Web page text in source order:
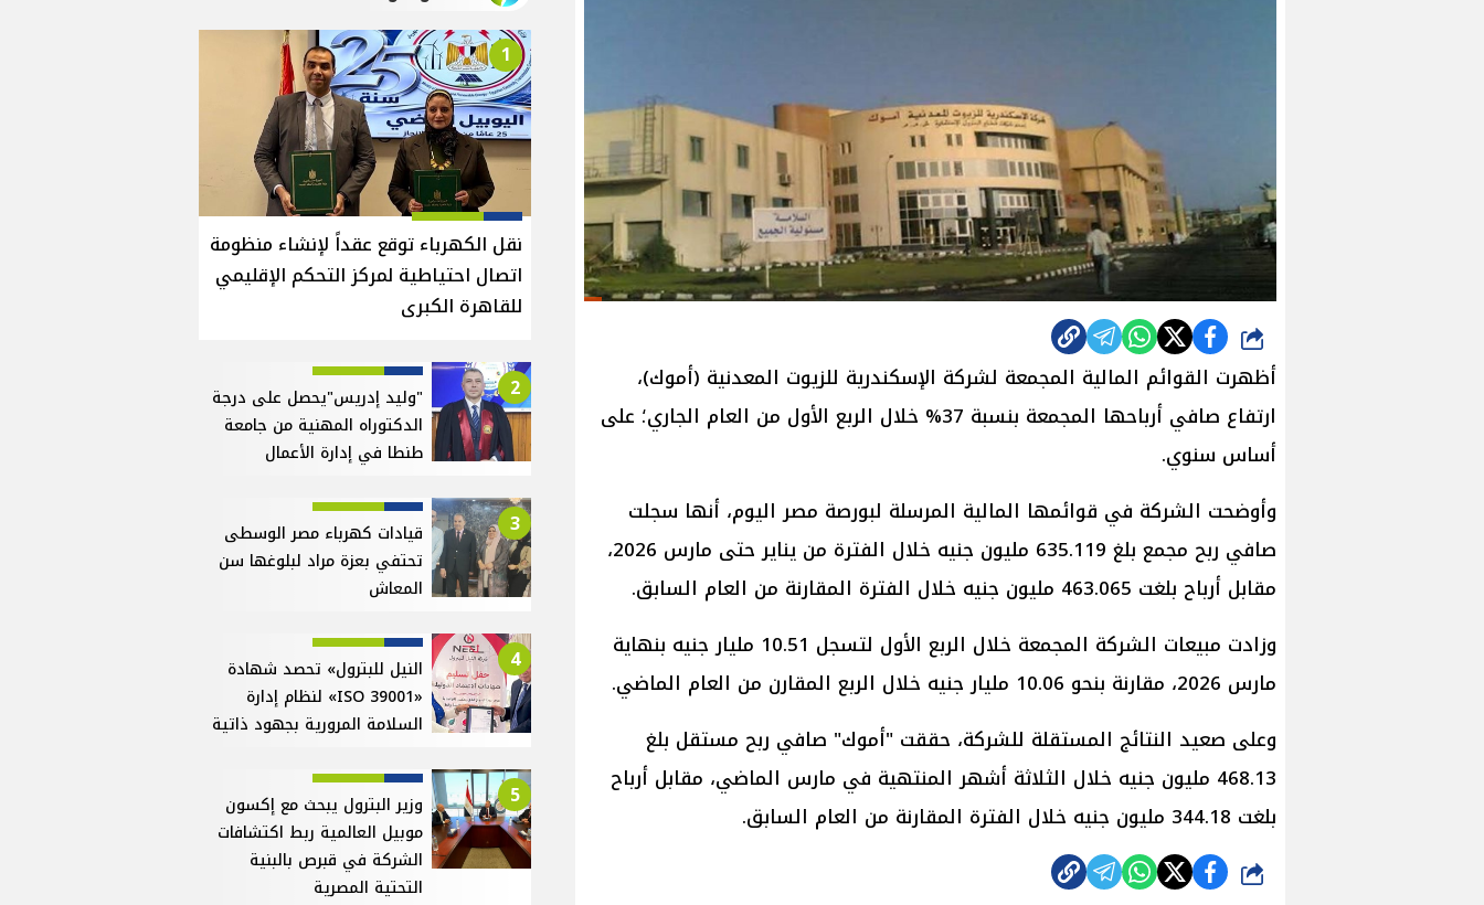
شارك
أظهرت القوائم المالية المجمعة لشركة الإسكندرية للزيوت المعدنية (أموك)،
ارتفاع صافي أرباحها المجمعة بنسبة 37% خلال الربع الأول من العام الجاري؛ على
أساس سنوي.
​وأوضحت الشركة في قوائمها المالية المرسلة لبورصة مصر اليوم، أنها سجلت
صافي ربح مجمع بلغ 635.119 مليون جنيه خلال الفترة من يناير حتى مارس 2026،
مقابل أرباح بلغت 463.065 مليون جنيه خلال الفترة المقارنة من العام السابق.
​وزادت مبيعات الشركة المجمعة خلال الربع الأول لتسجل 10.51 مليار جنيه بنهاية
مارس 2026، مقارنة بنحو 10.06 مليار جنيه خلال الربع المقارن من العام الماضي.
​وعلى صعيد النتائج المستقلة للشركة، حققت "أموك" صافي ربح مستقل بلغ
468.13 مليون جنيه خلال الثلاثة أشهر المنتهية في مارس الماضي، مقابل أرباح
بلغت 344.18 مليون جنيه خلال الفترة المقارنة من العام السابق.
شارك
1
نقل الكهرباء توقع عقداً لإنشاء منظومة
اتصال احتياطية لمركز التحكم الإقليمي
للقاهرة الكبرى
2
"وليد إدريس"يحصل على درجة
الدكتوراه المهنية من جامعة
طنطا في إدارة الأعمال
3
قيادات كهرباء مصر الوسطى
تحتفي بعزة مراد لبلوغها سن
المعاش
4
النيل للبترول» تحصد شهادة
«ISO 39001» لنظام إدارة
السلامة المرورية بجهود ذاتية
5
وزير البترول يبحث مع إكسون
موبيل العالمية ربط اكتشافات
الشركة في قبرص بالبنية
التحتية المصرية